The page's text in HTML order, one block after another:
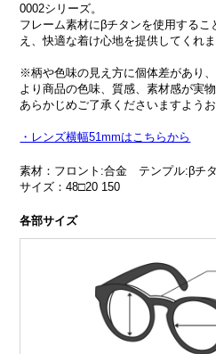
0002シリーズ。
フレーム素材にβチタンを使用する
え、快適な着け心地を提供してくれま
※柄や色味の見え方に個体差があり
より商品の色味、質感、素材感が実
あらかじめご了承くださいますよう
・レンズ横幅51mmはこちらから
素材：フロント:合金 テンプル:βチ
サイズ：48□20 150
各部サイズ